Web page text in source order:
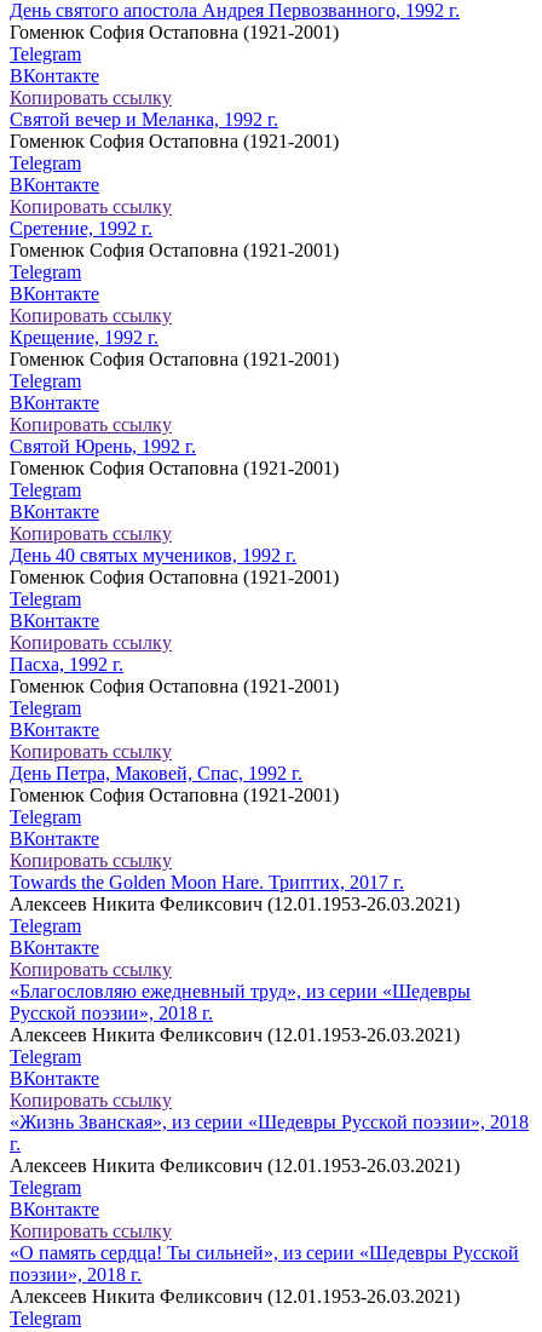
День святого апостола Андрея Первозванного, 1992 г.
Гоменюк София Остаповна (1921-2001)
Telegram
ВКонтакте
Копировать ссылку
Святой вечер и Меланка, 1992 г.
Гоменюк София Остаповна (1921-2001)
Telegram
ВКонтакте
Копировать ссылку
Сретение, 1992 г.
Гоменюк София Остаповна (1921-2001)
Telegram
ВКонтакте
Копировать ссылку
Крещение, 1992 г.
Гоменюк София Остаповна (1921-2001)
Telegram
ВКонтакте
Копировать ссылку
Святой Юрень, 1992 г.
Гоменюк София Остаповна (1921-2001)
Telegram
ВКонтакте
Копировать ссылку
День 40 святых мучеников, 1992 г.
Гоменюк София Остаповна (1921-2001)
Telegram
ВКонтакте
Копировать ссылку
Пасха, 1992 г.
Гоменюк София Остаповна (1921-2001)
Telegram
ВКонтакте
Копировать ссылку
День Петра, Маковей, Спас, 1992 г.
Гоменюк София Остаповна (1921-2001)
Telegram
ВКонтакте
Копировать ссылку
Towards the Golden Moon Hare. Триптих, 2017 г.
Алексеев Никита Феликсович (12.01.1953-26.03.2021)
Telegram
ВКонтакте
Копировать ссылку
«Благословляю ежедневный труд», из серии «Шедевры
Русской поэзии», 2018 г.
Алексеев Никита Феликсович (12.01.1953-26.03.2021)
Telegram
ВКонтакте
Копировать ссылку
«Жизнь Званская», из серии «Шедевры Русской поэзии», 2018
г.
Алексеев Никита Феликсович (12.01.1953-26.03.2021)
Telegram
ВКонтакте
Копировать ссылку
«О память сердца! Ты сильней», из серии «Шедевры Русской
поэзии», 2018 г.
Алексеев Никита Феликсович (12.01.1953-26.03.2021)
Telegram